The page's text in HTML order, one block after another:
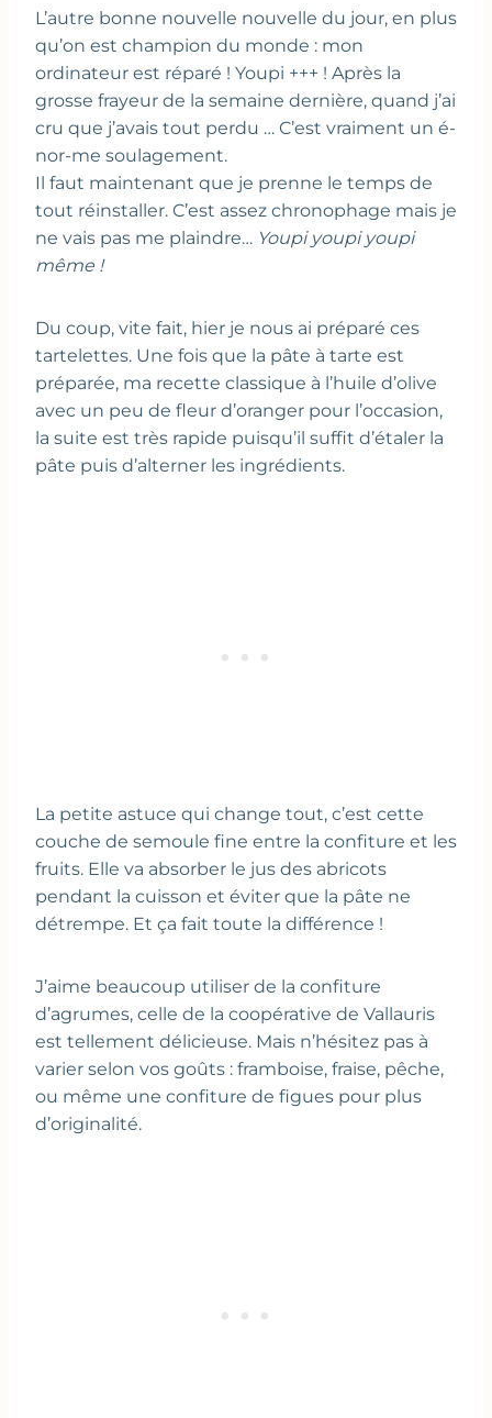
L’autre bonne nouvelle nouvelle du jour, en plus
qu’on est champion du monde : mon
ordinateur est réparé ! Youpi +++ ! Après la
grosse frayeur de la semaine dernière, quand j’ai
cru que j’avais tout perdu … C’est vraiment un é-
nor-me soulagement.
Il faut maintenant que je prenne le temps de
tout réinstaller. C’est assez chronophage mais je
ne vais pas me plaindre… Youpi youpi youpi
même !
Du coup, vite fait, hier je nous ai préparé ces
tartelettes. Une fois que la pâte à tarte est
préparée, ma recette classique à l’huile d’olive
avec un peu de fleur d’oranger pour l’occasion,
la suite est très rapide puisqu’il suffit d’étaler la
pâte puis d’alterner les ingrédients.
La petite astuce qui change tout, c’est cette
couche de semoule fine entre la confiture et les
fruits. Elle va absorber le jus des abricots
pendant la cuisson et éviter que la pâte ne
détrempe. Et ça fait toute la différence !
J’aime beaucoup utiliser de la confiture
d’agrumes, celle de la coopérative de Vallauris
est tellement délicieuse. Mais n’hésitez pas à
varier selon vos goûts : framboise, fraise, pêche,
ou même une confiture de figues pour plus
d’originalité.